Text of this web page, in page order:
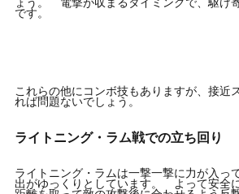
ょう。 電撃が収まるタイミングで、駆け
です。
これらの他にコンボ技もありますが、接近
れば問題ないでしょう。
ライトニング・ラム戦での立ち回り
ライトニング・ラムは一撃一撃に力が入っ
出がゆっくりとしています。 よって安全